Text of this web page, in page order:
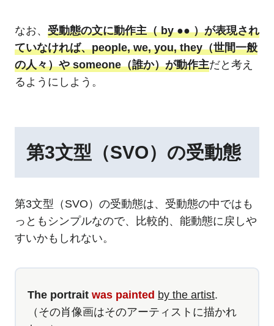
なお、 受動態の文に動作主（ by ●● ）が表現され
ていなければ、people, we, you, they（世間一般
の人々）や someone（誰か）が動作主だと考え
るようにしよう。
第3文型（SVO）の受動態
第3文型（SVO）の受動態は、受動態の中ではも
っともシンプルなので、比較的、能動態に戻しや
すいかもしれない。
The portrait was painted by the artist.
（その肖像画はそのアーティストに描かれ